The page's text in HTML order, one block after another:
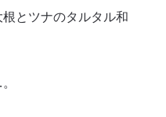
とツナのタルタル和